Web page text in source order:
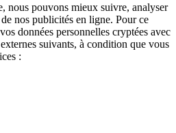
nous pouvons mieux suivre, analyser
nos publicités en ligne. Pour ce
données personnelles cryptées avec
suivants, à condition que vous
: